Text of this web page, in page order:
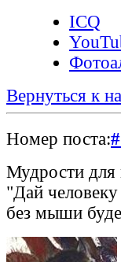
ICQ
Вернуться к
Номер поста:
Мудрости для
"Дай
без мыши